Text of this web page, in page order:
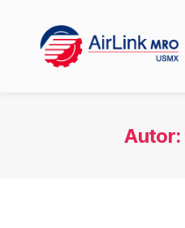
Autor: